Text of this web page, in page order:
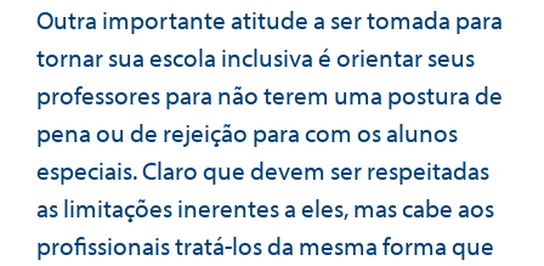
Outra importante atitude a ser tomada para
tornar sua escola inclusiva é orientar seus
professores para não terem uma postura de
pena ou de rejeição para com os alunos
especiais. Claro que devem ser respeitadas
as limitações inerentes a eles, mas cabe aos
profissionais tratá-los da mesma forma que